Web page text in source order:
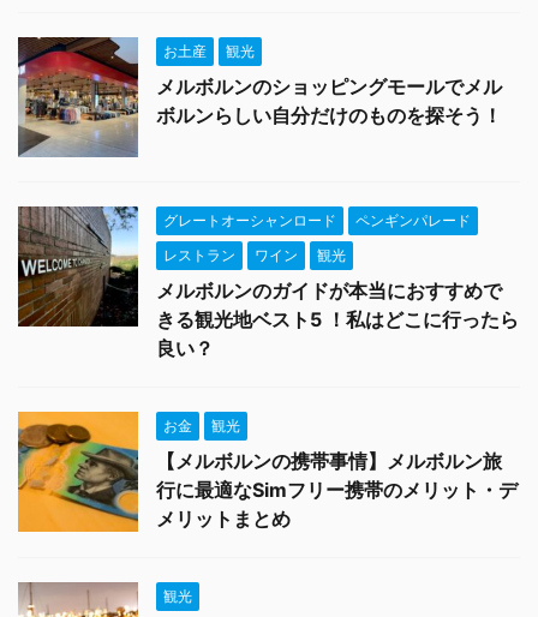
お土産 観光
メルボルンのショッピングモールでメル
ボルンらしい自分だけのものを探そう！
グレートオーシャンロード
ペンギンパレード
レストラン
ワイン 観光
メルボルンのガイドが本当におすすめで
きる観光地ベスト5 ！私はどこに行ったら
良い？
お金 観光
【メルボルンの携帯事情】メルボルン旅
行に最適なSimフリー携帯のメリット・デ
メリットまとめ
観光